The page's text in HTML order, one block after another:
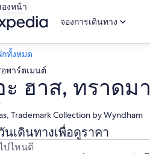
งหน้า
จองการเดินทาง
ทั้งหมด
พาร์ตเมนต์
ะ ฮาส, ทราด
Trademark Collection by Wyndham
นเดินทางเพื่อดูราคา
ปไหนดี